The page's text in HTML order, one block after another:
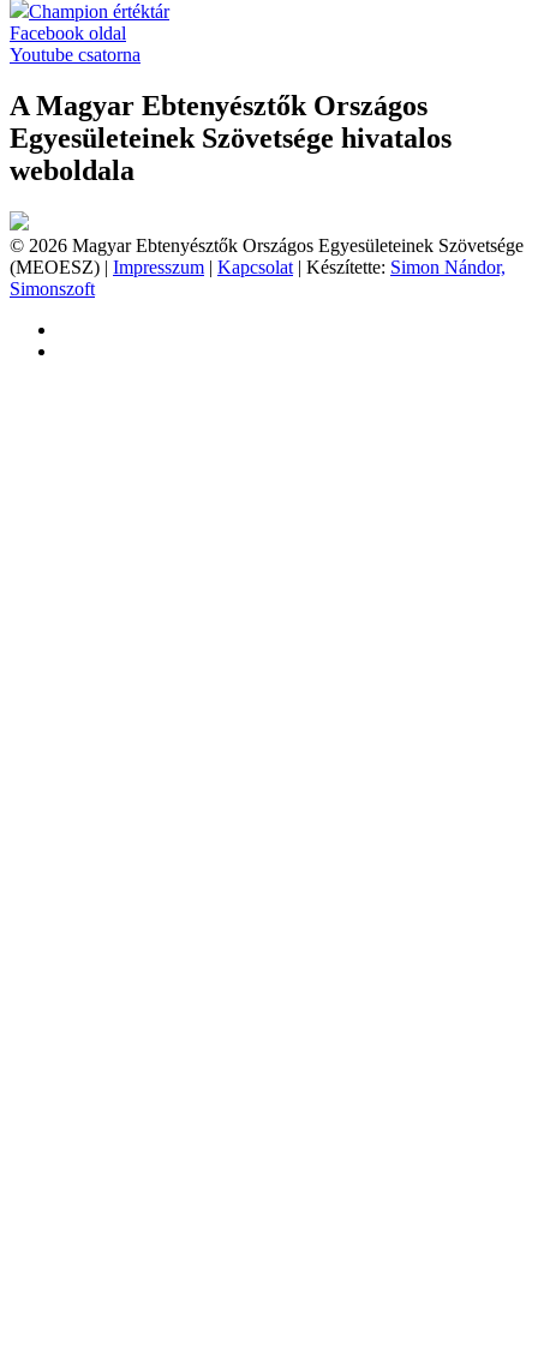
Champion értéktár
Facebook oldal
Youtube csatorna
A Magyar Ebtenyésztők Országos
Egyesületeinek Szövetsége hivatalos
weboldala
© 2026 Magyar Ebtenyésztők Országos Egyesületeinek Szövetsége
(MEOESZ) | Impresszum | Kapcsolat | Készítette: Simon Nándor,
Simonszoft